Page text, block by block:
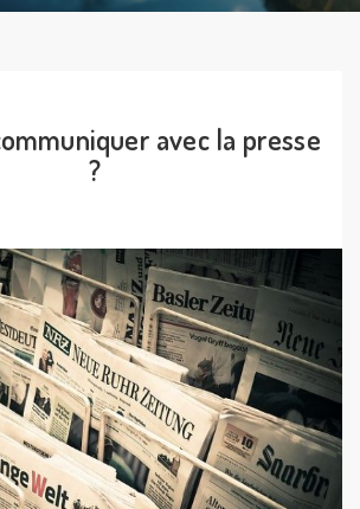
avec la presse
?